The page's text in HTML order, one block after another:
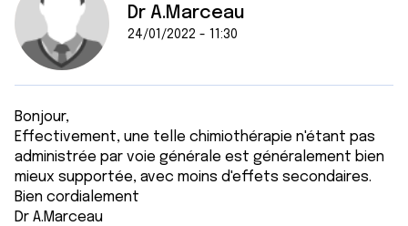
Dr A.Marceau
24/01/2022 - 11:30
Bonjour,
Effectivement, une telle chimiothérapie n'étant pas
administrée par voie générale est généralement bien
mieux supportée, avec moins d'effets secondaires.
Bien cordialement
Dr A.Marceau